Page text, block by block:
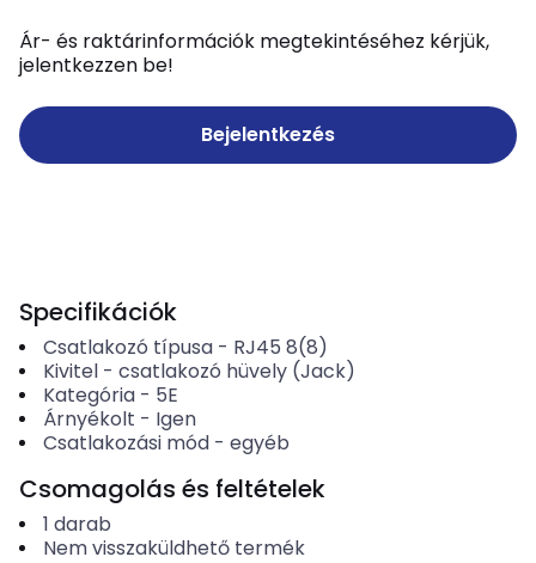
Ár- és raktárinformációk megtekintéséhez kérjük,
jelentkezzen be!
Bejelentkezés
Specifikációk
Csatlakozó típusa- RJ45 8(8)
Kivitel- csatlakozó hüvely (Jack)
Kategória- 5E
Árnyékolt - Igen
Csatlakozási mód- egyéb
Csomagolás és feltételek
1 darab
Nem visszaküldhető termék